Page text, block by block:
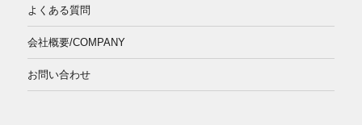
よくある質問
会社概要/COMPANY
お問い合わせ